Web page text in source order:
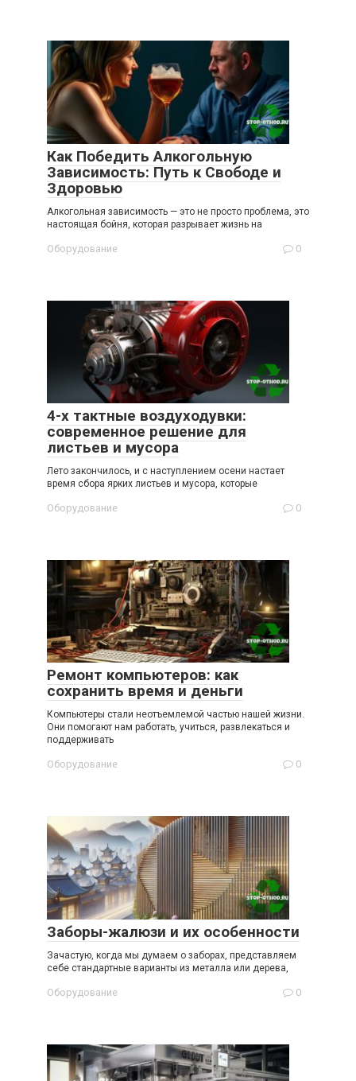
Как Победить Алкогольную
Зависимость: Путь к Свободе и
Здоровью
Алкогольная зависимость — это не просто проблема, это
настоящая бойня, которая разрывает жизнь на
Оборудование 0
4-х тактные воздуходувки:
современное решение для
листьев и мусора
Лето закончилось, и с наступлением осени настает
время сбора ярких листьев и мусора, которые
Оборудование 0
Ремонт компьютеров: как
сохранить время и деньги
Компьютеры стали неотъемлемой частью нашей жизни.
Они помогают нам работать, учиться, развлекаться и
поддерживать
Оборудование 0
Заборы-жалюзи и их особенности
Зачастую, когда мы думаем о заборах, представляем
себе стандартные варианты из металла или дерева,
Оборудование 0